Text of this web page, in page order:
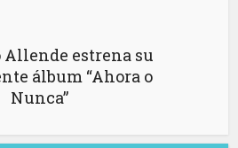
Allende estrena su
álbum “Ahora o
Nunca”